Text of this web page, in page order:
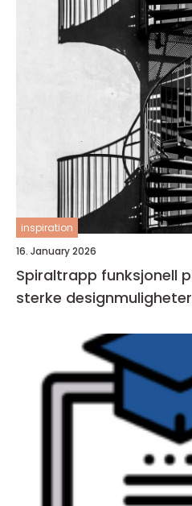
inspiration
16. January 2026
Spiraltrapp funksjonell plassbesparelse med
sterke designmuligheter